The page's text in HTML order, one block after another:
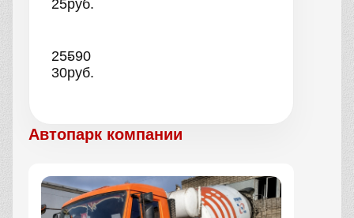
25руб.
25-
30
590
руб.
Автопарк компании